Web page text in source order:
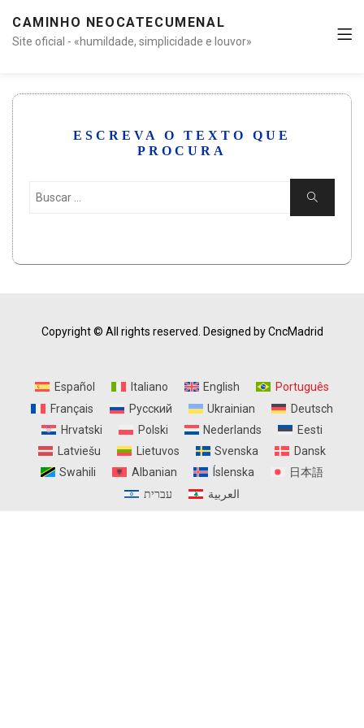
CAMINHO NEOCATECUMENAL
Site oficial - «humildade, simplicidade e louvor»
ESCREVA O TEXTO QUE
PROCURA
Buscar:
Buscar
Copyright © All rights reserved. Designed by CncMadrid
Español Italiano English
Português
Français
Русский Ukrainian
Deutsch
Hrvatski
Polski Nederlands
Eesti
Latviešu
Lietuvos Svenska
Dansk
Swahili
Albanian Íslenska
日本語
עברית
العربية